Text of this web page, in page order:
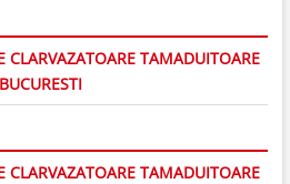
CLARVAZATOARE TAMADUITOARE
BUCURESTI
CLARVAZATOARE TAMADUITOARE